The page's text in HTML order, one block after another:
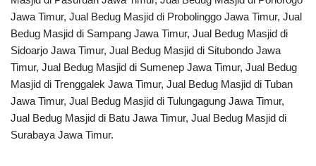
Jawa Timur, Jual Bedug Masjid di Probolinggo Jawa Timur, Jual
Bedug Masjid di Sampang Jawa Timur, Jual Bedug Masjid di
Sidoarjo Jawa Timur, Jual Bedug Masjid di Situbondo Jawa
Timur, Jual Bedug Masjid di Sumenep Jawa Timur, Jual Bedug
Masjid di Trenggalek Jawa Timur, Jual Bedug Masjid di Tuban
Jawa Timur, Jual Bedug Masjid di Tulungagung Jawa Timur,
Jual Bedug Masjid di Batu Jawa Timur, Jual Bedug Masjid di
Surabaya Jawa Timur.